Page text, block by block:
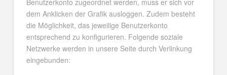
dem Anklicken der Grafik ausloggen. Zudem besteht
die Möglichkeit, das jeweilige Benutzerkonto
entsprechend zu konfigurieren. Folgende soziale
Netzwerke werden in unsere Seite durch Verlinkung
eingebunden: